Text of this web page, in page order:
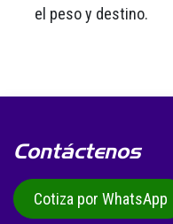
el peso y destino.
Contáctenos
Cotiza por WhatsApp